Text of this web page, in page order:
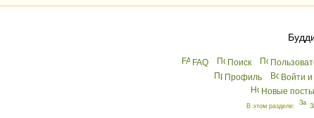
FAQ Поиск
Профиль
Войти
Новые посты
В этом разделе: